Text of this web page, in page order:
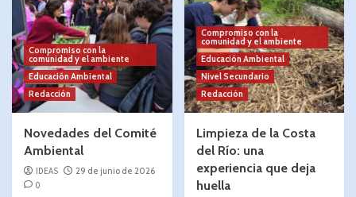
Compromiso con la
comunidad y el ambiente
Educación Ambiental
Redacción
Novedades del Comité
Ambiental
IDEAS
29 de junio de 2026
0
Compromiso con la
comunidad y el ambiente
Educación Ambiental
Nivel Secundario
Redacción
Limpieza de la Costa
del Río: una
experiencia que deja
huella